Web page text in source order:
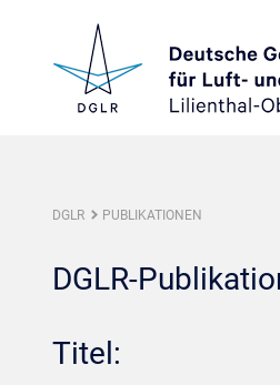
DGLR PUBLIKATIONEN
DGLR-
Titel: